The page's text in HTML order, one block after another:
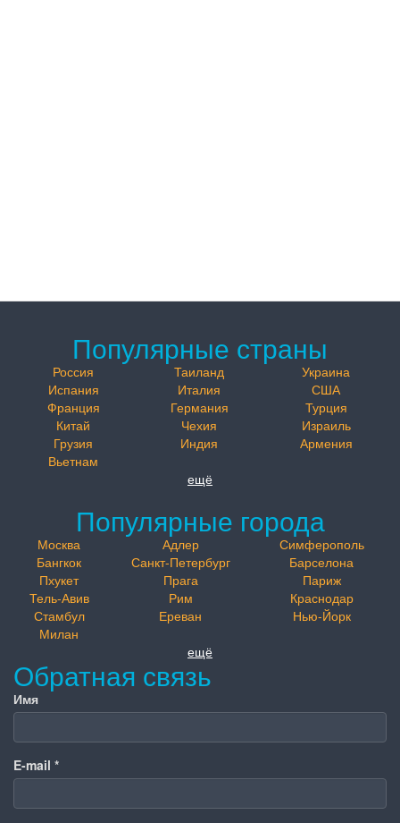
Популярные страны
Россия Таиланд
Украина
Испания
Италия
США
Франция
Германия
Турция
Китай
Чехия
Израиль
Грузия
Индия
Армения
Вьетнам
ещё
Популярные города
Москва Адлер
Симферополь
Бангкок
Санкт-Петербург
Барселона
Пхукет
Прага
Париж
Тель-Авив
Рим
Краснодар
Стамбул
Ереван
Нью-Йорк
Милан
ещё
Обратная связь
Имя
E-mail *